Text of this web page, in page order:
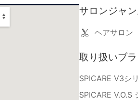
サロンジャ
ヘアサロン
取り扱いブ
SPICARE V3シ
SPICARE V.O.S